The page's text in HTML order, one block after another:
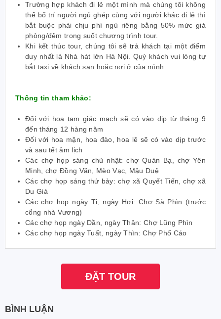
Trường hợp khách đi lẻ một mình mà chúng tôi không
thể bố trí người ngủ ghép cùng với người khác đi lẻ thì
bắt buộc phải chịu phí ngủ riêng bằng 50% mức giá
phòng/đêm trong suốt chương trình tour.
Khi kết thúc tour, chúng tôi sẽ trả khách tại một điểm
duy nhất là Nhà hát lớn Hà Nội. Quý khách vui lòng tự
bắt taxi về khách sạn hoặc nơi ở của mình.
Thông tin tham khảo:
Đối với hoa tam giác mạch sẽ có vào dịp từ tháng 9
đến tháng 12 hàng năm
Đối với hoa mận, hoa đào, hoa lê sẽ có vào dịp trước
và sau tết âm lịch
Các chợ họp sáng chủ nhật: chợ Quản Bạ, chợ Yên
Minh, chợ Đồng Văn, Mèo Vạc, Mậu Duệ
Các chợ họp sáng thứ bảy: chợ xã Quyết Tiến, chợ xã
Du Già
Các chợ họp ngày Tị, ngày Hợi: Chợ Sà Phìn (trước
cổng nhà Vương)
Các chợ họp ngày Dần, ngày Thân: Chợ Lũng Phìn
Các chợ họp ngày Tuất, ngày Thìn: Chợ Phố Cáo
ĐẶT TOUR
BÌNH LUẬN